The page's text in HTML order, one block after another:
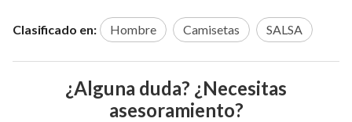
Clasificado en: Hombre Camisetas SALSA
¿Alguna duda? ¿Necesitas
asesoramiento?